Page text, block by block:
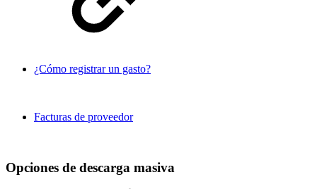
¿Cómo registrar un gasto?
Facturas de proveedor
Opciones de descarga masiva